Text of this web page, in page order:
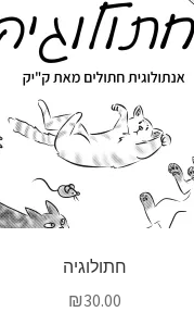
חתולוגיה
₪30.00